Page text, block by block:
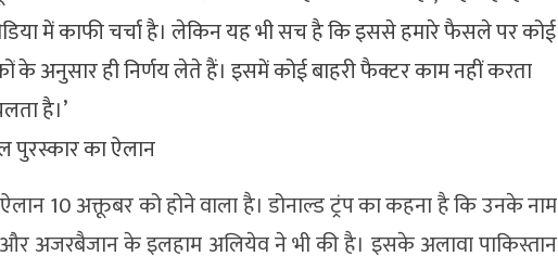
में काफी चर्चा है। लेकिन यह भी सच है कि इससे हमारे फैसले पर कोई
के अनुसार ही निर्णय लेते हैं। इसमें कोई बाहरी फैक्टर काम नहीं करता
है।’
पुरस्कार का ऐलान
10 अक्तूबर को होने वाला है। डोनाल्ड ट्रंप का कहना है कि उनके नाम
और अजरबैजान के इलहाम अलियेव ने भी की है। इसके अलावा पाकिस्तान